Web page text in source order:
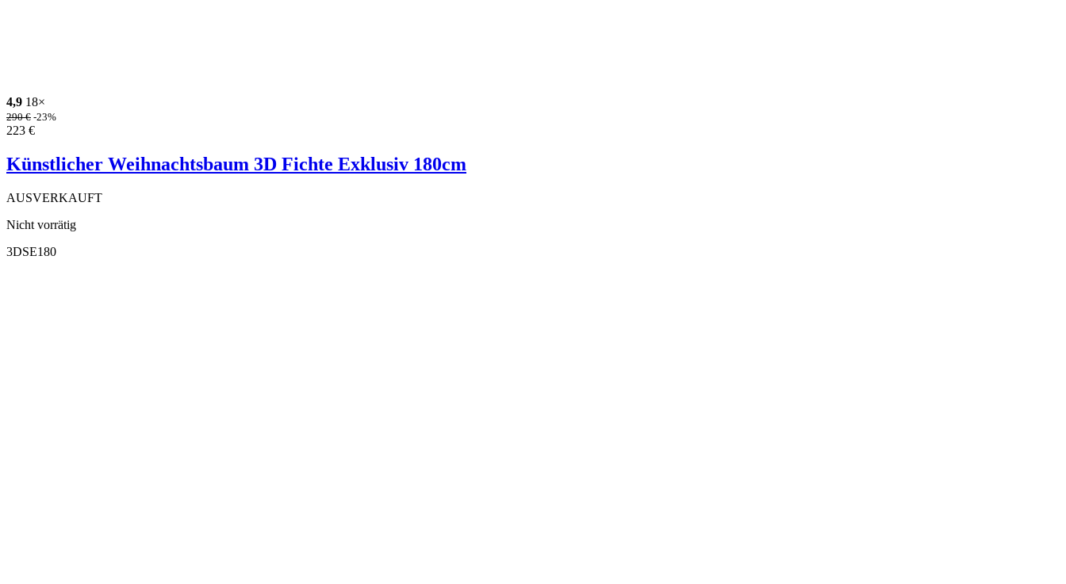
4,9 18×
290€ -23%
223 €
Künstlicher Weihnachtsbaum 3D Fichte Exklusiv 180cm
AUSVERKAUFT
Nicht vorrätig
3DSE180